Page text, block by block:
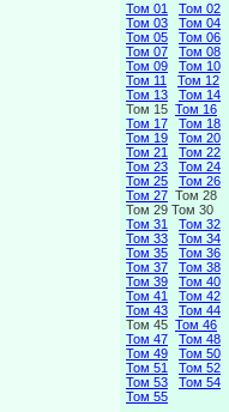
Том 01
Том 02
Том 03
Том 04
Том 05
Том 06
Том 07
Том 08
Том 09
Том 10
Том 11
Том 12
Том 13
Том 14
Том 15 Том 16
Том 17
Том 18
Том 19
Том 20
Том 21
Том 22
Том 23
Том 24
Том 25
Том 26
Том 27 Том 28
Том 29 Том 30
Том 31
Том 32
Том 33
Том 34
Том 35
Том 36
Том 37
Том 38
Том 39
Том 40
Том 41
Том 42
Том 43
Том 44
Том 45 Том 46
Том 47
Том 48
Том 49
Том 50
Том 51
Том 52
Том 53
Том 54
Том 55